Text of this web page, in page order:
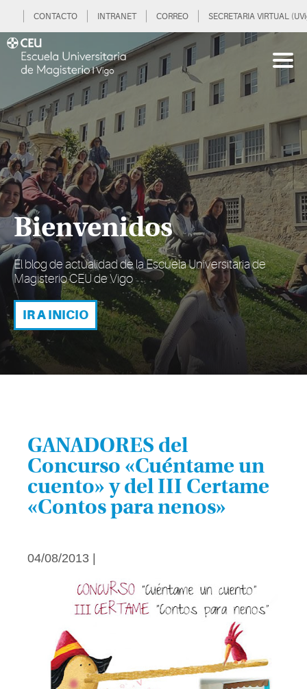
CONTACTO INTRANET CORREO SECRETARIA VIRTUAL
Bienvenidos
El blog de actualidad de la Escuela Universitaria de
Magisterio CEU de Vigo
IR A INICIO
GANADORES del
Concurso «Cuéntame un
cuento» y del III Certame
«Contos para nenos»
04/08/2013 |